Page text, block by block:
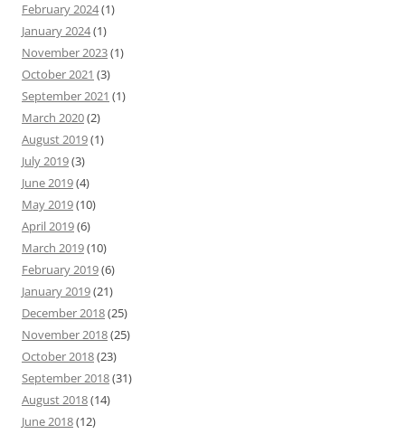
February 2024(1)
January 2024(1)
November 2023(1)
October 2021 (3)
September 2021 (1)
March 2020(2)
August 2019(1)
July 2019(3)
June 2019(4)
May 2019(10)
April 2019(6)
March 2019(10)
February 2019(6)
January 2019(21)
December 2018(25)
November 2018(25)
October 2018(23)
September 2018(31)
August 2018(14)
June 2018(12)